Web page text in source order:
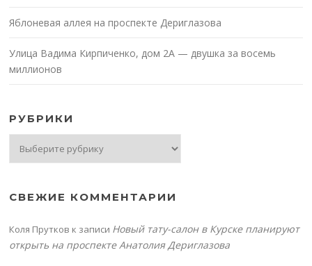
Яблоневая аллея на проспекте Дериглазова
Улица Вадима Кирпиченко, дом 2А — двушка за восемь
миллионов
РУБРИКИ
СВЕЖИЕ КОММЕНТАРИИ
Коля Прутков к записи Новый тату-салон в Курске планируют
открыть на проспекте Анатолия Дериглазова